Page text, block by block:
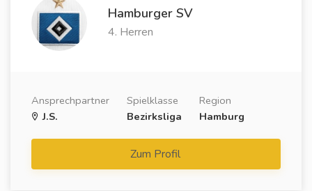
Hamburger SV
4. Herren
Ansprechpartner
J.S.
Spielklasse
Bezirksliga
Region
Hamburg
Zum Profil